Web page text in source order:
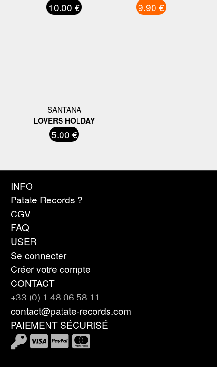
10.00 € 9.90 €
SANTANA
LOVERS HOLDAY
5.00 €
INFO
Patate Records ?
CGV
FAQ
USER
Se connecter
Créer votre compte
CONTACT
+33 (0) 1 48 06 58 11
contact@patate-records.com
PAIEMENT SÉCURISÉ